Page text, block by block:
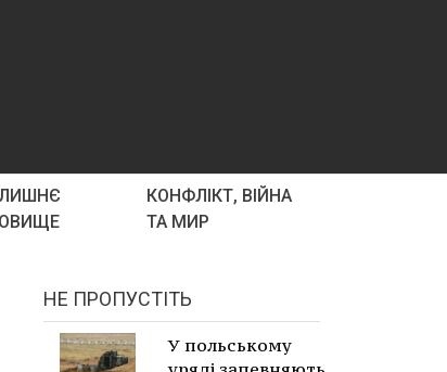
КОНФЛІКТ, ВІЙНА
ТА МИР
НЕ ПРОПУСТІТЬ
У польському